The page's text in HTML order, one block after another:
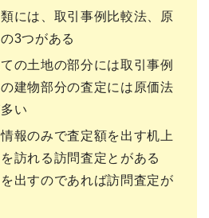
には、取引事例比較法、原
3つがある
の土地の部分には取引事例
建物部分の査定には原価法
い
報のみで査定額を出す机上
訪れる訪問査定とがある
出すのであれば訪問査定が